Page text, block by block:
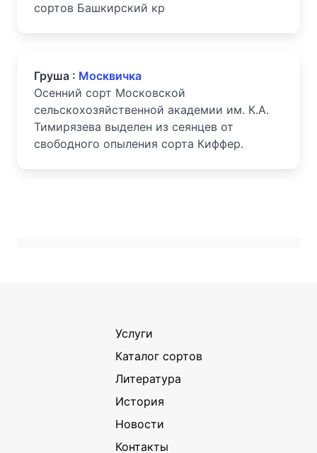
сортов Башкирский кр
Груша : Москвичка
Осенний сорт Московской
сельскохозяйственной академии им. К.А.
Тимирязева выделен из сеянцев от
свободного опыления сорта Киффер.
Услуги
Каталог сортов
Литература
История
Новости
Контакты